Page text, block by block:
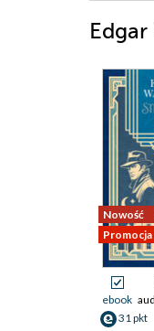
Nowość
Promocja
ebook
31 pkt